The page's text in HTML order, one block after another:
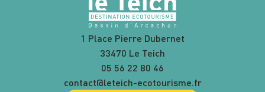
1 Place Pierre Dubernet
33470 Le Teich
05 56 22 80 46
contact@leteich-ecotourisme.fr